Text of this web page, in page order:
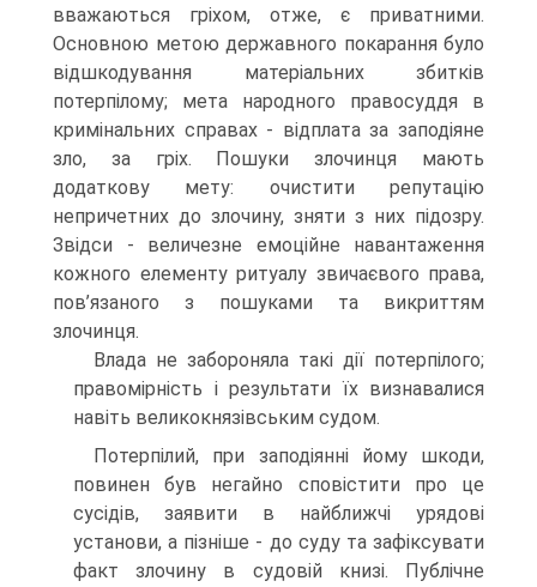
вважаються гріхом, отже, є приватними.
Основною метою державного покарання було
відшкодування матеріальних збитків
потерпілому; мета народного правосуддя в
кримінальних справах - відплата за заподіяне
зло, за гріх. Пошуки злочинця мають
додаткову мету: очистити репутацію
непричетних до злочину, зняти з них підозру.
Звідси - величезне емоційне навантаження
кожного елементу ритуалу звичаєвого права,
пов’язаного з пошуками та викриттям
злочинця.
Влада не забороняла такі дії потерпілого;
правомірність і результати їх визнавалися
навіть великокнязівським судом.
Потерпілий, при заподіянні йому шкоди,
повинен був негайно сповістити про це
сусідів, заявити в найближчі урядові
установи, а пізніше - до суду та зафіксувати
факт злочину в судовій книзі. Публічне